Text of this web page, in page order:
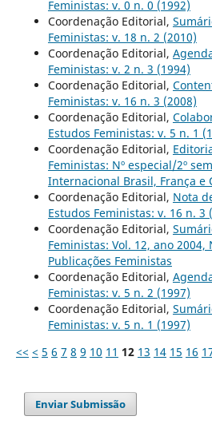
Feministas: v. 0 n. 0 (1992)
Coordenação Editorial,
Feministas: v. 18 n. 2 (2010)
Coordenação Editorial,
Feministas: v. 2 n. 3 (1994)
Coordenação Editorial,
Feministas: v. 16 n. 3 (2008)
Coordenação Editorial,
Estudos Feministas: v. 5 n. 1
Coordenação Editorial,
Feministas: Nº especial/2º
Internacional Brasil, França e
Coordenação Editorial, Nota
Estudos Feministas: v. 16 n. 3
Coordenação Editorial,
Feministas: Vol. 12, ano
Publicações Feministas
Coordenação Editorial,
Feministas: v. 5 n. 2 (1997)
Coordenação Editorial,
Feministas: v. 5 n. 1 (1997)
<< < 5 6 7 8 9 10 11 12 13 14 15 16
Enviar Submissão